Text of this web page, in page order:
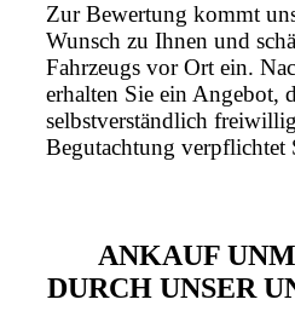
Zur Bewertung kommt
Wunsch zu Ihnen und
Fahrzeugs vor Ort ein.
erhalten Sie ein Angebot,
selbstverständlich
Begutachtung verpflichtet
ANKAUF
DURCH UNSER